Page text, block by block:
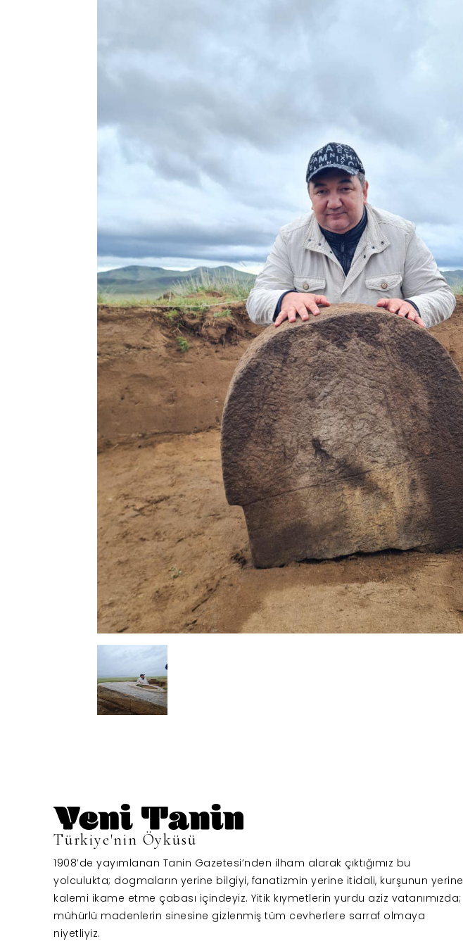
Türkiye'nin Öyküsü
1908’de yayımlanan Tanin Gazetesi’nden ilham alarak çıktığımız bu
yolculukta; dogmaların yerine bilgiyi, fanatizmin yerine itidali, kurşunun yerine
kalemi ikame etme çabası içindeyiz. Yitik kıymetlerin yurdu aziz vatanımızda;
mühürlü madenlerin sinesine gizlenmiş tüm cevherlere sarraf olmaya
niyetliyiz.